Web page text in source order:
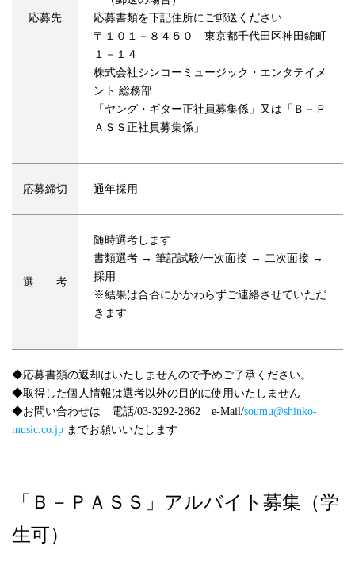
応募先
応募書類を下記住所にご郵送ください
〒１０１－８４５０ 東京都千代田区神田錦町
１－１４
株式会社シンコーミュージック・エンタテイメ
ント 総務部
「ヤング・ギター正社員募集係」又は「Ｂ－Ｐ
ＡＳＳ正社員募集係」
応募締切 通年採用
選 考
随時選考します
書類選考 → 筆記試験/一次面接 → 二次面接 →
採用
※結果は合否にかかわらずご連絡させていただ
きます
◆応募書類の返却はいたしませんので予めご了承ください。
◆取得した個人情報は選考以外の目的に使用いたしません
◆お問い合わせは 電話/03-3292-2862 e-Mail/soumu@shinko-
music.co.jp までお願いいたします
「Ｂ－ＰＡＳＳ」アルバイト募集（学
生可）